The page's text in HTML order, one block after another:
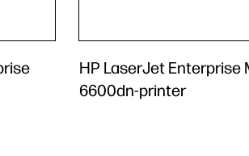
HP LaserJet Enterprise
6600dn-printer